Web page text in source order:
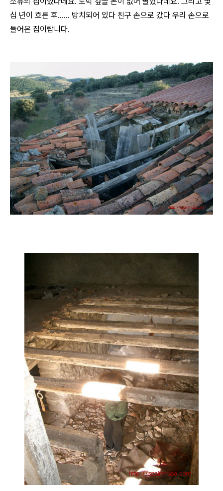
십 년이 흐른 후...... 방치되어 있다 친구 손으로 갔다 우리 손으로
들어온 집이랍니다.